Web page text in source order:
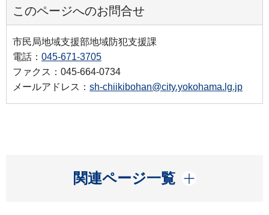
このページへのお問合せ
市民局地域支援部地域防犯支援課
電話： 045-671-3705
ファクス：045-664-0734
メールアドレス： sh-chiikibohan@city.yokohama.lg.jp
関連ページ一覧
開く